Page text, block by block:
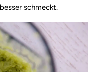
schmeckt.